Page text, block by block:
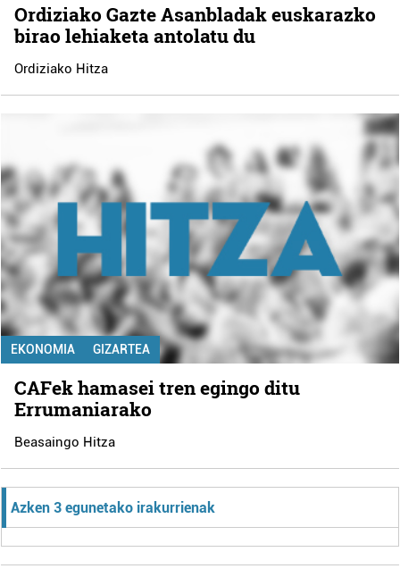
Ordiziako Gazte Asanbladak euskarazko
birao lehiaketa antolatu du
Ordiziako Hitza
EKONOMIA GIZARTEA
CAFek hamasei tren egingo ditu
Errumaniarako
Beasaingo Hitza
Azken 3 egunetako irakurrienak